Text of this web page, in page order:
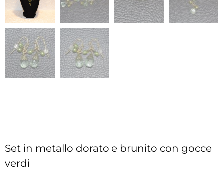
Set in metallo dorato e brunito con gocce
verdi